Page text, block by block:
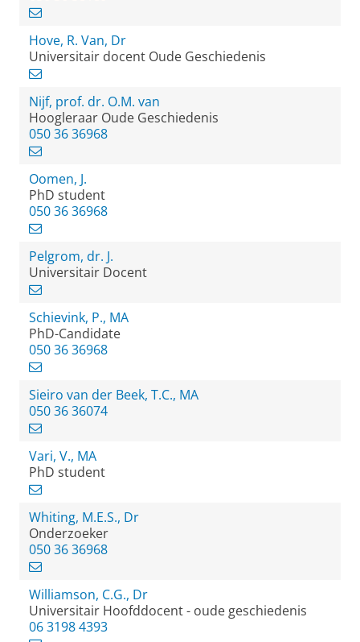
Hove, R. Van, Dr
Universitair docent Oude Geschiedenis
Nijf, prof. dr. O.M. van
Hoogleraar Oude Geschiedenis
050 36 36968
Oomen, J.
PhD student
050 36 36968
Pelgrom, dr. J.
Universitair Docent
Schievink, P., MA
PhD-Candidate
050 36 36968
Sieiro van der Beek, T.C., MA
050 36 36074
Vari, V., MA
PhD student
Whiting, M.E.S., Dr
Onderzoeker
050 36 36968
Williamson, C.G., Dr
Universitair Hoofddocent - oude geschiedenis
06 3198 4393